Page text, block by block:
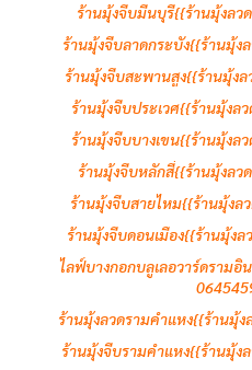
ร้านมุ้งจีบมีนบุรี{{ร้านมุ้งลว
ร้านมุ้งจีบลาดกระบัง{{ร้านมุ้ง
ร้านมุ้งจีบสะพานสูง{{ร้านมุ้ง
ร้านมุ้งจีบประเวศ{{ร้านมุ้งล
ร้านมุ้งจีบบางเขน{{ร้านมุ้งล
ร้านมุ้งจีบหลักสี่{{ร้านมุ้งลว
ร้านมุ้งจีบสายไหม{{ร้านมุ้งล
ร้านมุ้งจีบดอนเมือง{{ร้านมุ้ง
ไลฟ์บางกอกบลูเลอวาร์ดรามอิ
ร้านมุ้งลวดรามคำแหง{{ร้านมุ้
ร้านมุ้งจีบรามคำแหง{{ร้านมุ้ง